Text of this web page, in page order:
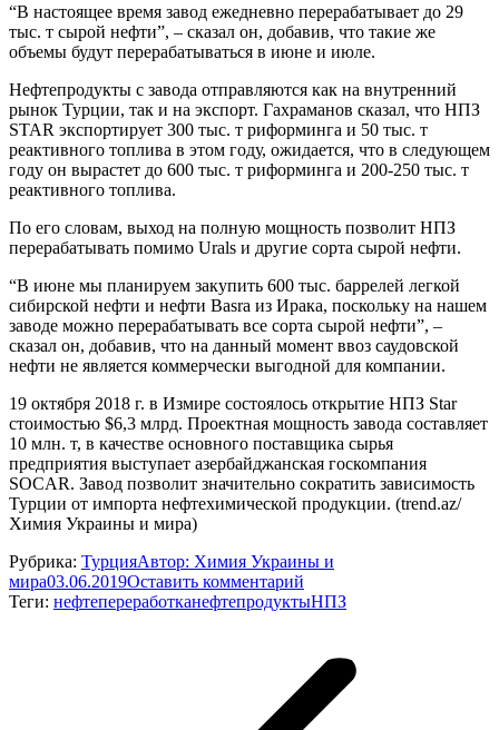
“В настоящее время завод ежедневно перерабатывает до 29
тыс. т сырой нефти”, – сказал он, добавив, что такие же
объемы будут перерабатываться в июне и июле.
Нефтепродукты с завода отправляются как на внутренний
рынок Турции, так и на экспорт. Гахраманов сказал, что НПЗ
STAR экспортирует 300 тыс. т риформинга и 50 тыс. т
реактивного топлива в этом году, ожидается, что в следующем
году он вырастет до 600 тыс. т риформинга и 200-250 тыс. т
реактивного топлива.
По его словам, выход на полную мощность позволит НПЗ
перерабатывать помимо Urals и другие сорта сырой нефти.
“В июне мы планируем закупить 600 тыс. баррелей легкой
сибирской нефти и нефти Basra из Ирака, поскольку на нашем
заводе можно перерабатывать все сорта сырой нефти”, –
сказал он, добавив, что на данный момент ввоз саудовской
нефти не является коммерчески выгодной для компании.
19 октября 2018 г. в Измире состоялось открытие НПЗ Star
стоимостью $6,3 млрд. Проектная мощность завода составляет
10 млн. т, в качестве основного поставщика сырья
предприятия выступает азербайджанская госкомпания
SOCAR. Завод позволит значительно сократить зависимость
Турции от импорта нефтехимической продукции. (trend.az/
Химия Украины и мира)
Рубрика: ТурцияАвтор: Химия Украины и
мира03.06.2019Оставить комментарий
Теги: нефтепереработканефтепродуктыНПЗ